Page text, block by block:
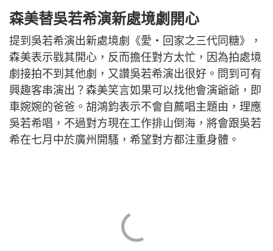
森美替吳若希演新處境劇開心
提到吳若希演出新處境劇《愛‧回家之三代同糖》，
森美表示戥其開心，反而擔任對方太忙，因為拍處境
劇接拍不到其他劇，又讚吳若希演出很好。問到可有
興趣客串演出？森美笑言如果可以找他會演爺爺，即
車婉婉的爸爸。胡鴻鈞表示不會自薦唱主題由，理應
吳若希唱，不過對方現在工作排山倒海，將會跟吳若
希在七月中於廣州開騷，希望對方都注重身體。